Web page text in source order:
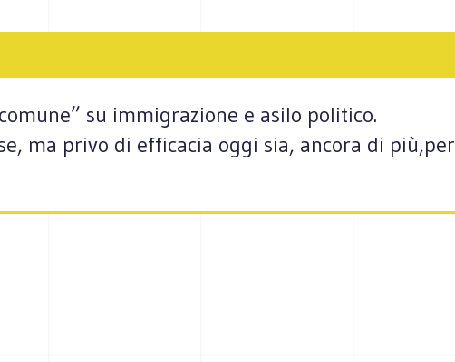
su immigrazione e asilo politico.
ma privo di efficacia oggi sia, ancora di più,per